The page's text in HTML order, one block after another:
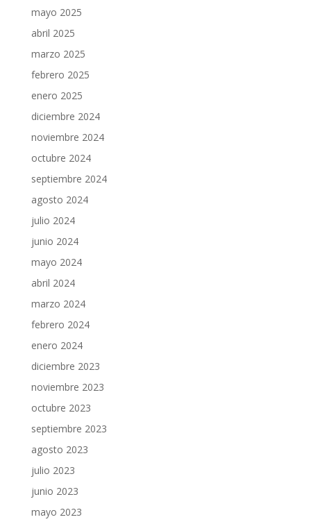
mayo 2025
abril 2025
marzo 2025
febrero 2025
enero 2025
diciembre 2024
noviembre 2024
octubre 2024
septiembre 2024
agosto 2024
julio 2024
junio 2024
mayo 2024
abril 2024
marzo 2024
febrero 2024
enero 2024
diciembre 2023
noviembre 2023
octubre 2023
septiembre 2023
agosto 2023
julio 2023
junio 2023
mayo 2023